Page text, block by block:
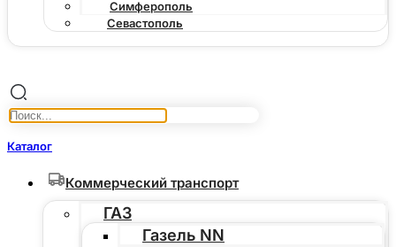
Симферополь
Севастополь
Каталог
Коммерческий транспорт
ГАЗ
Газель NN